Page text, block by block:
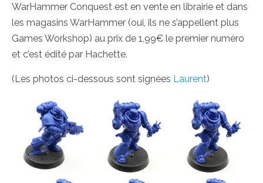
WarHammer Conquest est en vente en librairie et dans
les magasins WarHammer (oui, ils ne s’appellent plus
Games Workshop) au prix de 1,99€ le premier numéro
et c’est édité par Hachette.
(Les photos ci-dessous sont signées Laurent)